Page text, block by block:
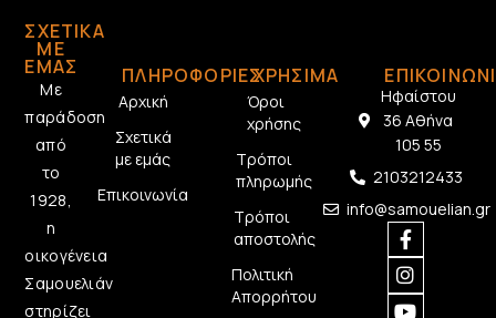
ΣΧΕΤΙΚΆ
ΜΕ
ΕΜΆΣ
Με
παράδοση
από
το
1928,
η
οικογένεια
Σαμουελιάν
στηρίζει
ΠΛΗΡΟΦΟΡΙΕΣ
Αρχική
Σχετικά
με εμάς
Επικοινωνία
ΧΡΗΣΙΜΑ
Όροι
χρήσης
Τρόποι
πληρωμής
Τρόποι
αποστολής
Πολιτική
Απορρήτου
Ηφαίστου
36 Αθήνα
105 55
2103212433
info@samouelian.gr